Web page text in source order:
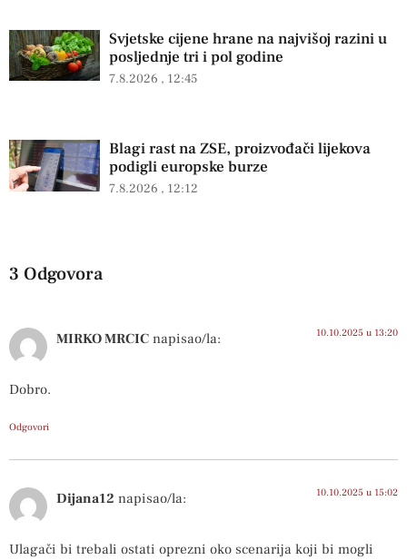
Svjetske cijene hrane na najvišoj razini u
posljednje tri i pol godine
7.8.2026 12:45
Blagi rast na ZSE, proizvođači lijekova
podigli europske burze
7.8.2026 12:12
3 Odgovora
MIRKO MRCIC napisao/la: 10.10.2025 u 13:20
Dobro.
Odgovori
Dijana12 napisao/la: 10.10.2025 u 15:02
Ulagači bi trebali ostati oprezni oko scenarija koji bi mogli